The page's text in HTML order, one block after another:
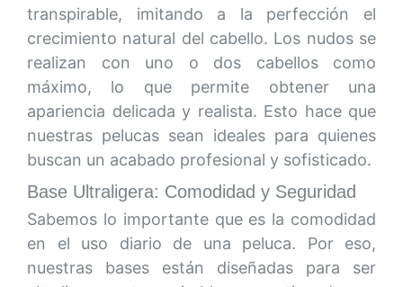
transpirable, imitando a la perfección el
crecimiento natural del cabello. Los nudos se
realizan con uno o dos cabellos como
máximo, lo que permite obtener una
apariencia delicada y realista. Esto hace que
nuestras pelucas sean ideales para quienes
buscan un acabado profesional y sofisticado.
Base Ultraligera: Comodidad y Seguridad
Sabemos lo importante que es la comodidad
en el uso diario de una peluca. Por eso,
nuestras bases están diseñadas para ser